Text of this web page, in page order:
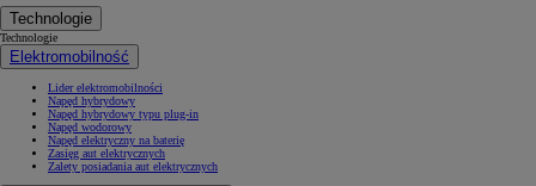
Technologie
Technologie
Elektromobilność
Lider elektromobilności
Napęd hybrydowy
Napęd hybrydowy typu plug-in
Napęd wodorowy
Napęd elektryczny na baterię
Zasięg aut elektrycznych
Zalety posiadania aut elektrycznych